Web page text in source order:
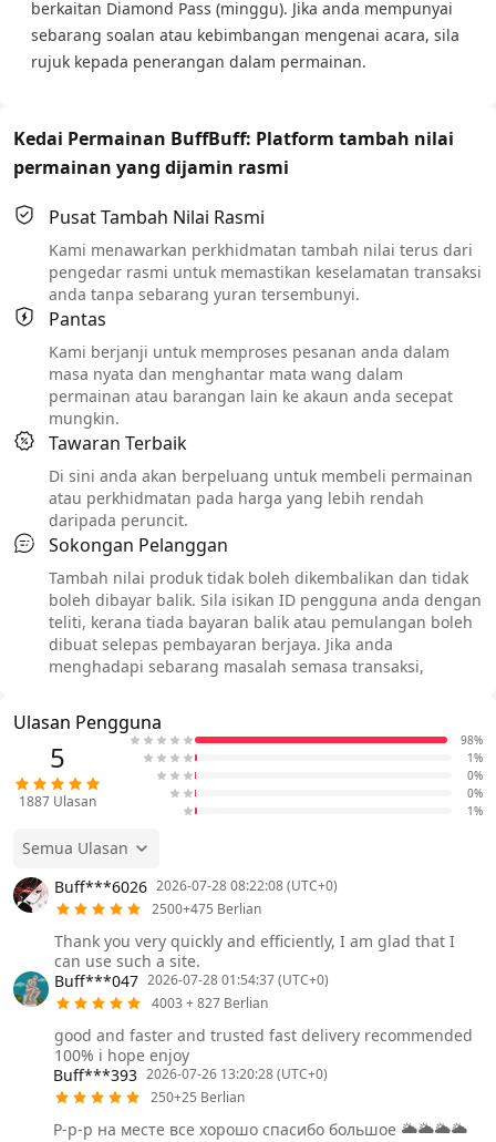
berkaitan Diamond Pass (minggu). Jika anda mempunyai
sebarang soalan atau kebimbangan mengenai acara, sila
rujuk kepada penerangan dalam permainan.
Kedai Permainan BuffBuff: Platform tambah nilai
permainan yang dijamin rasmi
Pusat Tambah Nilai Rasmi
Kami menawarkan perkhidmatan tambah nilai terus dari
pengedar rasmi untuk memastikan keselamatan transaksi
anda tanpa sebarang yuran tersembunyi.
Pantas
Kami berjanji untuk memproses pesanan anda dalam
masa nyata dan menghantar mata wang dalam
permainan atau barangan lain ke akaun anda secepat
mungkin.
Tawaran Terbaik
Di sini anda akan berpeluang untuk membeli permainan
atau perkhidmatan pada harga yang lebih rendah
daripada peruncit.
Sokongan Pelanggan
Tambah nilai produk tidak boleh dikembalikan dan tidak
boleh dibayar balik. Sila isikan ID pengguna anda dengan
teliti, kerana tiada bayaran balik atau pemulangan boleh
dibuat selepas pembayaran berjaya. Jika anda
menghadapi sebarang masalah semasa transaksi,
Ulasan Pengguna
5
1887 Ulasan
98%
1%
0%
0%
1%
Semua Ulasan
Buff***6026 2026-07-28 08:22:08 (UTC+0)
2500+475 Berlian
Thank you very quickly and efficiently, I am glad that I
can use such a site.
Buff***047 2026-07-28 01:54:37 (UTC+0)
4003 + 827 Berlian
good and faster and trusted fast delivery recommended
100% i hope enjoy
Buff***393 2026-07-26 13:20:28 (UTC+0)
250+25 Berlian
Р-р-р на месте все хорошо спасибо большое 🌥️🌥️🌥️🌥️